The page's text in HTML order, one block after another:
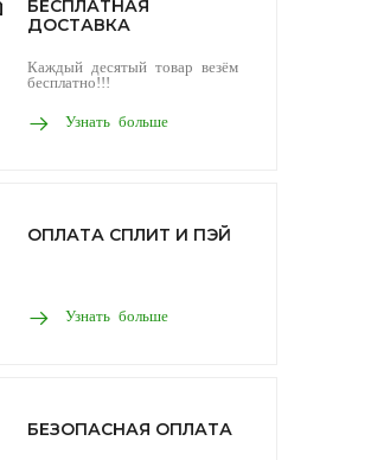
БЕСПЛАТНАЯ
ДОСТАВКА
Каждый десятый товар везём
бесплатно!!!
Узнать больше
ОПЛАТА СПЛИТ И ПЭЙ
Узнать больше
БЕЗОПАСНАЯ ОПЛАТА